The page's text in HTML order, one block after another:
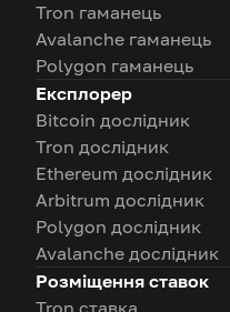
Tron гаманець
Avalanche гаманець
Polygon гаманець
Експлорер
Bitcoin дослідник
Tron дослідник
Ethereum дослідник
Arbitrum дослідник
Polygon дослідник
Avalanche дослідник
Розміщення ставок